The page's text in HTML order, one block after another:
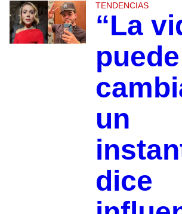
TENDENCIAS
“La
puede
un
dice